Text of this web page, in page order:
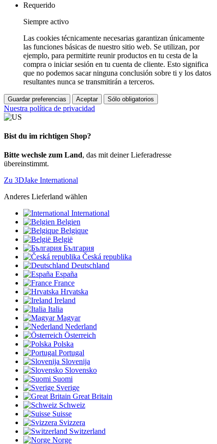
Requerido
Siempre activo
Las cookies técnicamente necesarias garantizan únicamente
las funciones básicas de nuestro sitio web. Se utilizan, por
ejemplo, para permitirte reunir productos en tu cesta de la
compra o iniciar sesión en tu cuenta de cliente. Esto significa
que no podemos sacar ninguna conclusión sobre ti y los datos
resultantes nunca se transmitirán a terceros.
Guardar preferencias Aceptar Sólo obligatorios
Nuestra política de privacidad
Bist du im richtigen Shop?
Bitte wechsle zum Land, das mit deiner Lieferadresse
übereinstimmt.
Zu 3DJake International
Anderes Lieferland wählen
International
Belgien
Belgique
België
България
Česká republika
Deutschland
España
France
Hrvatska
Ireland
Italia
Magyar
Nederland
Österreich
Polska
Portugal
Slovenija
Slovensko
Suomi
Sverige
Great Britain
Schweiz
Suisse
Svizzera
Switzerland
Norge